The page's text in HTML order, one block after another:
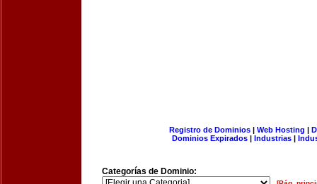
Registro de Dominios| Web Hosting |
Dominios Expirados | Industrias |
Categorías de Dominio: